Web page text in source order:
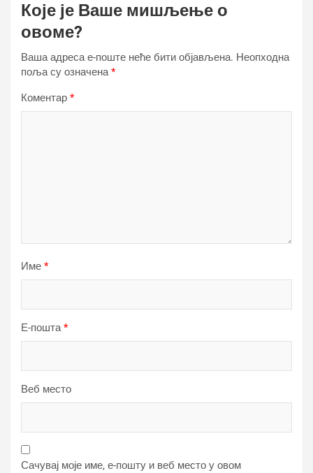
Које је Ваше мишљење о
овоме?
Ваша адреса е-поште неће бити објављена. Неопходна
поља су означена*
Коментар *
Име *
Е-пошта*
Веб место
Сачувај моје име, е-пошту и веб место у овом